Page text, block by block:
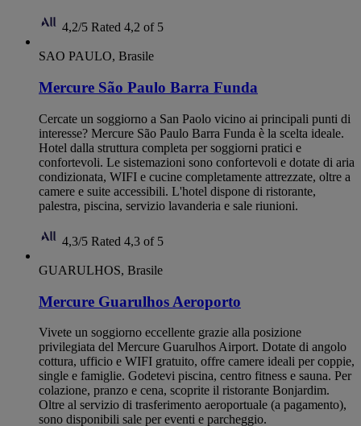
4,2/5 Rated 4,2 of 5
SAO PAULO, Brasile
Mercure São Paulo Barra Funda
Cercate un soggiorno a San Paolo vicino ai principali punti di
interesse? Mercure São Paulo Barra Funda è la scelta ideale.
Hotel dalla struttura completa per soggiorni pratici e
confortevoli. Le sistemazioni sono confortevoli e dotate di aria
condizionata, WIFI e cucine completamente attrezzate, oltre a
camere e suite accessibili. L'hotel dispone di ristorante,
palestra, piscina, servizio lavanderia e sale riunioni.
4,3/5 Rated 4,3 of 5
GUARULHOS, Brasile
Mercure Guarulhos Aeroporto
Vivete un soggiorno eccellente grazie alla posizione
privilegiata del Mercure Guarulhos Airport. Dotate di angolo
cottura, ufficio e WIFI gratuito, offre camere ideali per coppie,
single e famiglie. Godetevi piscina, centro fitness e sauna. Per
colazione, pranzo e cena, scoprite il ristorante Bonjardim.
Oltre al servizio di trasferimento aeroportuale (a pagamento),
sono disponibili sale per eventi e parcheggio.